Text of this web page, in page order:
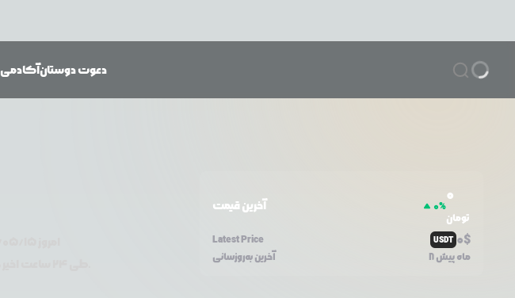
آکادمیدعوت دوستان
آخرین قیمت 0%
0
تومان
Latest Price
USDT 0$
آخرین به‌روزسانی 8 ماه پیش